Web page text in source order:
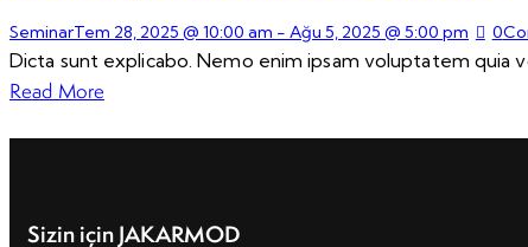
SeminarTem 28, 2025 @ 10:00 am - Ağu 5, 2025 @ 5:00 pm 0
Dicta sunt explicabo. Nemo enim ipsam voluptatem quia
Read More
Sizin için JAKARMOD